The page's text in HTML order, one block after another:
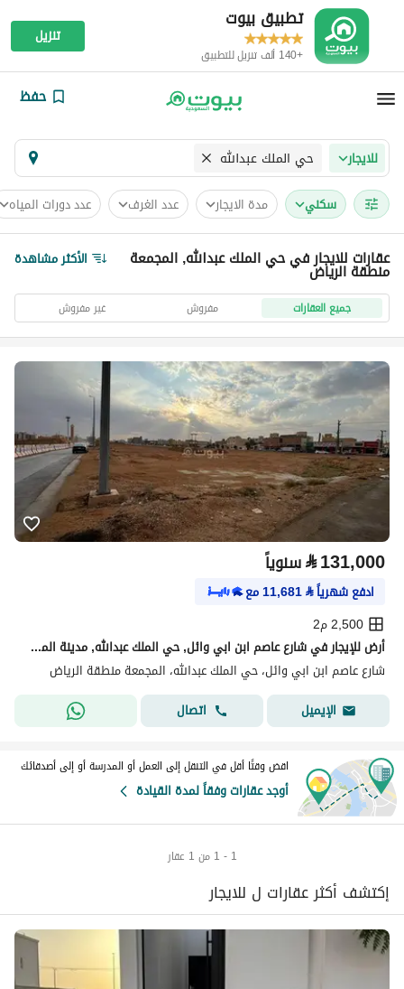
تطبيق بيوت
+140 ألف تنزيل للتطبيق
تنزيل
حفظ
للايجار حي الملك عبدالله
سكني مدة الايجار عدد الغرف عدد دورات المياه
عقارات للايجار في حي الملك عبدالله, المجمعة
منطقة الرياض الأكثر مشاهدة
جميع العقارات مفروش غير مفروش
⃁131,000 سنوياً
ادفع شهرياً⃁
11,681مع
2,500 م2
أرض للإيجار في شارع عاصم ابن ابي وائل, حي الملك عبدالله, مدينة المجمعة, منطقة الرياض
شارع عاصم ابن ابي وائل، حي الملك عبدالله، المجمعة منطقة الرياض
الإيميل
اتصال
اقض وقتًا أقل في التنقل إلى العمل أو المدرسة أو إلى أصدقائك
أوجد عقارات وفقاً لمدة القيادة
1 - 1 من 1 عقار
إكتشف أكثر عقارات ل للايجار